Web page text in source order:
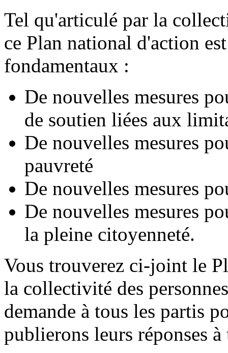
Tel qu'articulé par la
ce Plan national d'action
fondamentaux :
De nouvelles mesures
de soutien liées aux
De nouvelles mesures
pauvreté
De nouvelles mesures
De nouvelles mesures
la pleine citoyenneté.
Vous trouverez ci-joint le
la collectivité des
demande à tous les partis
publierons leurs réponses